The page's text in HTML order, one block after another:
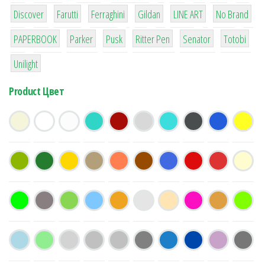
64
Discover
299
Farutti
4
Ferraghini
42
Gildan
4
LINE ART
90
No Brand
8
PAPERBOOK
6
Parker
2
Pusk
22
Ritter Pen
15
Senator
43
Totobi
1
Unilight
Product Цвет